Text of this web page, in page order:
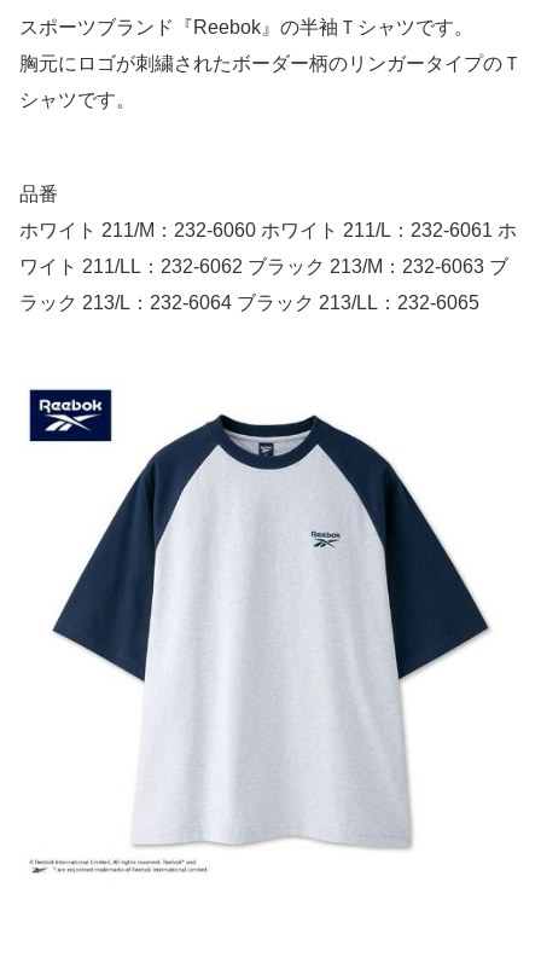
スポーツブランド『Reebok』の半袖Ｔシャツです。
胸元にロゴが刺繍されたボーダー柄のリンガータイプのＴ
シャツです。
品番
ホワイト 211/M：232-6060 ホワイト 211/L：232-6061 ホ
ワイト 211/LL：232-6062 ブラック 213/M：232-6063 ブ
ラック 213/L：232-6064 ブラック 213/LL：232-6065